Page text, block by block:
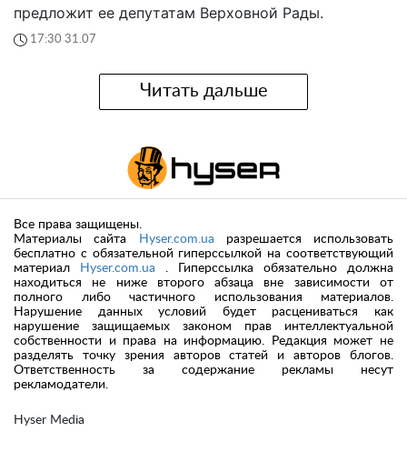
предложит ее депутатам Верховной Рады.
17:30 31.07
Читать дальше
Hyser Media
Все права защищены.
Материалы сайта
Hyser.com.ua разрешается использовать
бесплатно с обязательной гиперссылкой на соответствующий
материал
Hyser.com.ua . Гиперссылка обязательно должна
находиться не ниже второго абзаца вне зависимости от
полного либо частичного использования материалов.
Нарушение данных условий будет расцениваться как
нарушение защищаемых законом прав интеллектуальной
собственности и права на информацию. Редакция может не
разделять точку зрения авторов статей и авторов блогов.
Ответственность за содержание рекламы несут
рекламодатели.